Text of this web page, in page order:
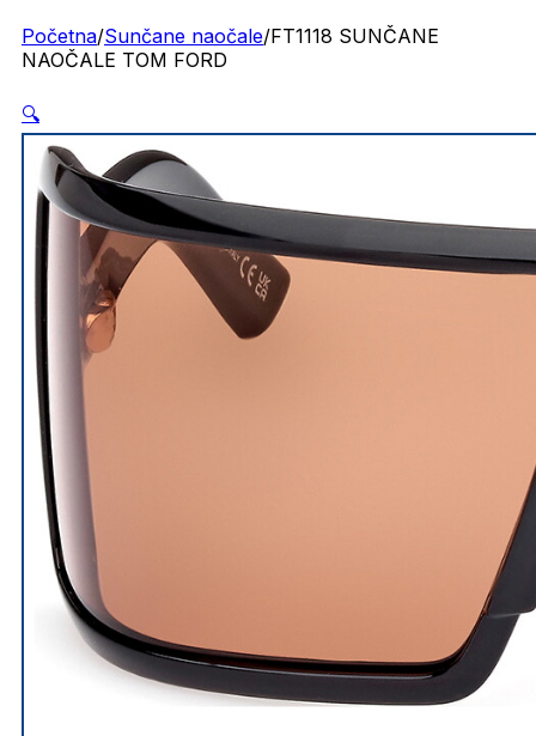
Početna/Sunčane naočale/FT1118 SUNČANE
NAOČALE TOM FORD
🔍